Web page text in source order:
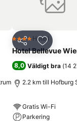
Favoriter
Dela Lägg till
4 StjärnorHotell
Hotel Bellevue
8,0 Väldigt bra (14
2.2 km till Hofburg
Gratis Wi-Fi
Parkering